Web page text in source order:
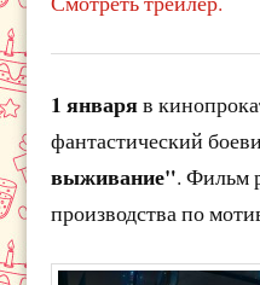
1 январяв
фантастический
выживание". Фильм
производства по